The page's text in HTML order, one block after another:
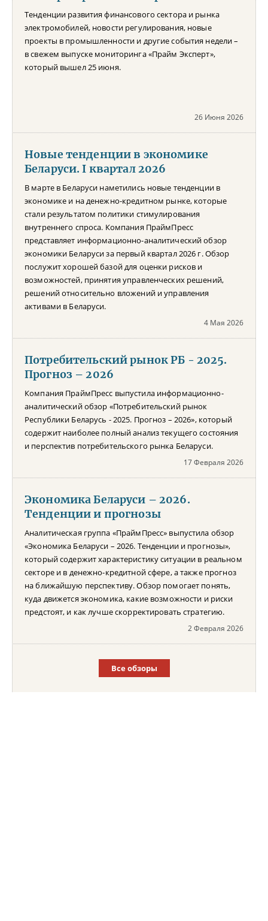
Тенденции развития финансового сектора и рынка
электромобилей, новости регулирования, новые
проекты в промышленности и другие события недели –
в свежем выпуске мониторинга «Прайм Эксперт»,
который вышел 25 июня.
26 Июня 2026
Новые тенденции в экономике
Беларуси. I квартал 2026
В марте в Беларуси наметились новые тенденции в
экономике и на денежно-кредитном рынке, которые
стали результатом политики стимулирования
внутреннего спроса. Компания ПраймПресс
представляет информационно-аналитический обзор
экономики Беларуси за первый квартал 2026 г. Обзор
послужит хорошей базой для оценки рисков и
возможностей, принятия управленческих решений,
решений относительно вложений и управления
активами в Беларуси.
4 Мая 2026
Потребительский рынок РБ - 2025.
Прогноз – 2026
Компания ПраймПресс выпустила информационно-
аналитический обзор «Потребительский рынок
Республики Беларусь - 2025. Прогноз – 2026», который
содержит наиболее полный анализ текущего состояния
и перспектив потребительского рынка Беларуси.
17 Февраля 2026
Экономика Беларуси – 2026.
Тенденции и прогнозы
Аналитическая группа «ПраймПресс» выпустила обзор
«Экономика Беларуси – 2026. Тенденции и прогнозы»,
который содержит характеристику ситуации в реальном
секторе и в денежно-кредитной сфере, а также прогноз
на ближайшую перспективу. Обзор помогает понять,
куда движется экономика, какие возможности и риски
предстоят, и как лучше скорректировать стратегию.
2 Февраля 2026
Все обзоры